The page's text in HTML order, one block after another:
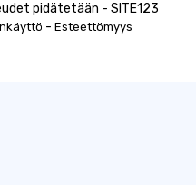
pidätetään - SITE123
- Esteettömyys